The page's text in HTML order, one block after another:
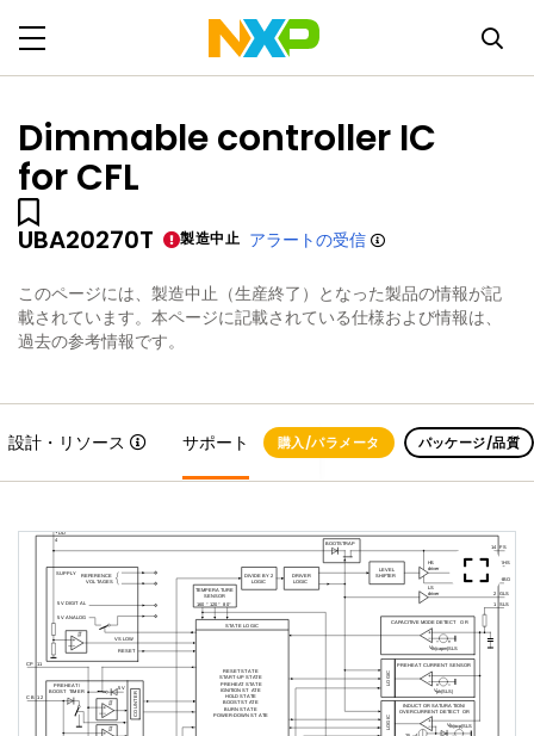
Dimmable controller IC
for CFL
UBA20270T 製造中止 アラートの受信
このページには、製造中止（生産終了）となった製品の情報が記
載されています。本ページに記載されている仕様および情報は、
過去の参考情報です。
設計・リソース サポート 購入/パラメータ パッケージ/品質